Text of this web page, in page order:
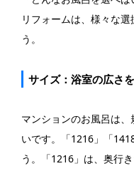
リフォームは、様々な
う。
サイズ：浴室の広さ
マンションのお風呂は
いです。「1216」「
う。「1216」は、奥行